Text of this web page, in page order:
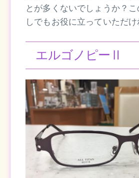
とが多くないでしょうか？
しでもお役に立っていただけ
エルゴノピーⅡ